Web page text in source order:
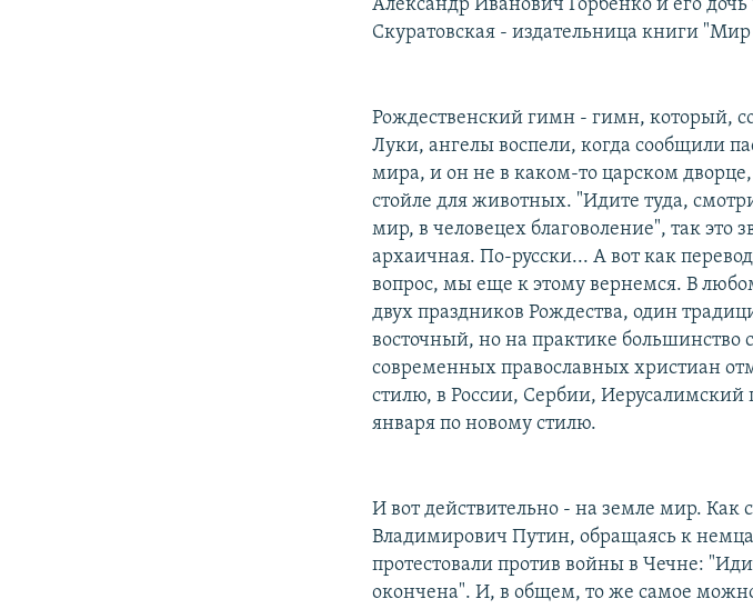
Александр Иванович Горбенко и его
Скуратовская - издательница книги
Рождественский гимн - гимн, который,
Луки, ангелы воспели, когда сообщили
мира, и он не в каком-то царском
стойле для животных. "Идите туда,
мир, в человецех благоволение", так это
архаичная. По-русски... А вот как
вопрос, мы еще к этому вернемся. В
двух праздников Рождества, один
восточный, но на практике
современных православных христиан
стилю, в России, Сербии, Иерусалимский
января по новому стилю.
И вот действительно - на земле мир. Как
Владимирович Путин, обращаясь к
протестовали против войны в Чечне:
окончена". И, в общем, то же самое